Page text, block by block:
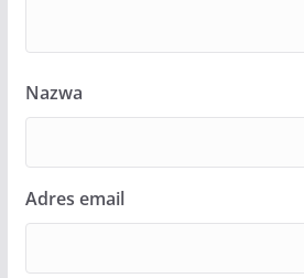
Nazwa
Adres email